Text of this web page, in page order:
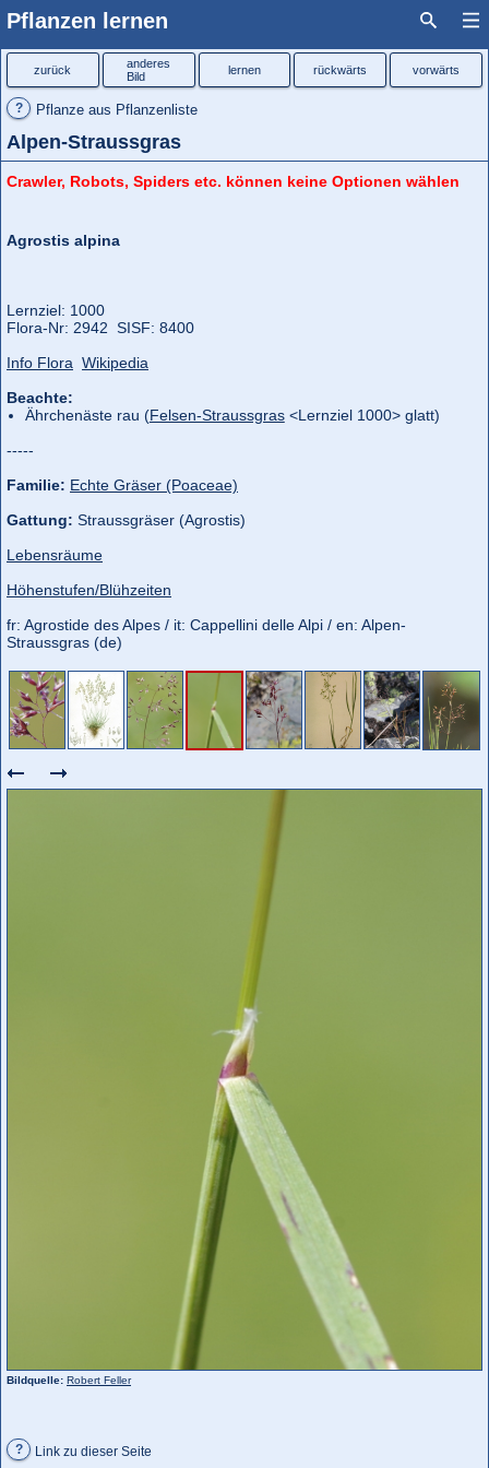
Pflanzen lernen
? Pflanze aus Pflanzenliste
Alpen-Straussgras
zurück
anderes
Bild
lernen rückwärts vorwärts
Crawler, Robots, Spiders etc. können keine Optionen wählen
Bildquelle: Robert Feller
Agrostis alpina
Lernziel: 1000
Flora‑Nr: 2942 SISF: 8400
Info Flora Wikipedia
Beachte:
Ährchenäste rau (Felsen-Straussgras<Lernziel 1000> glatt)
-----
Familie: Echte Gräser (Poaceae)
Gattung: Straussgräser (Agrostis)
Lebensräume
Höhenstufen/Blühzeiten
fr: Agrostide des Alpes / it: Cappellini delle Alpi / en: Alpen-
Straussgras (de)
?
Link zu dieser Seite